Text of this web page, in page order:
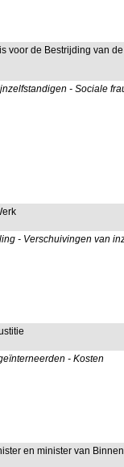
voor de Bestrijding van
- Sociale
- Verschuivingen van
- Kosten
en minister van